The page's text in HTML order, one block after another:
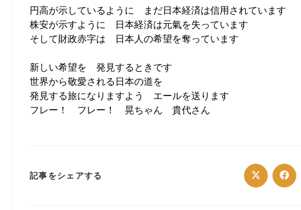
円高が示しているように まだ日本経済は信用されています
株安が示すように 日本経済は元氣を失っています
そして財政赤字は 日本人の希望を奪っています
新しい希望を 発見するときです
世界から敬愛される日本の道を
発見する旅になりますよう エールを送ります
フレー！ フレー！ 晃ちゃん 貴代さん
記事をシェアする Opens
in in